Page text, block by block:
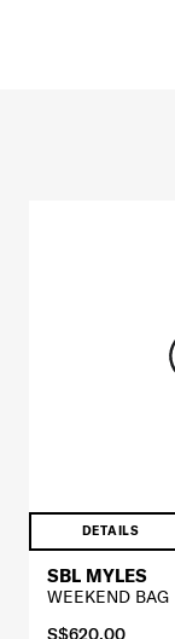
DETAILS
SBL MYLES
WEEKEND BAG